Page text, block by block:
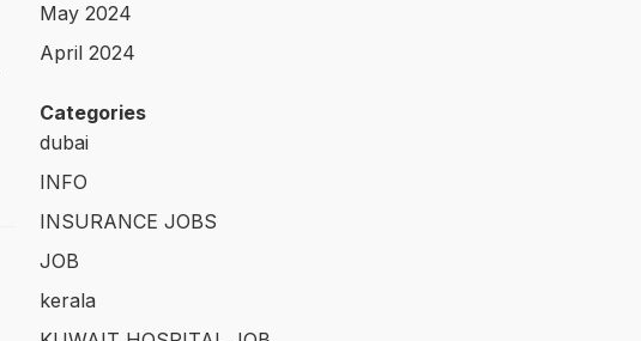
May 2024
April 2024
Categories
dubai
INFO
INSURANCE JOBS
JOB
kerala